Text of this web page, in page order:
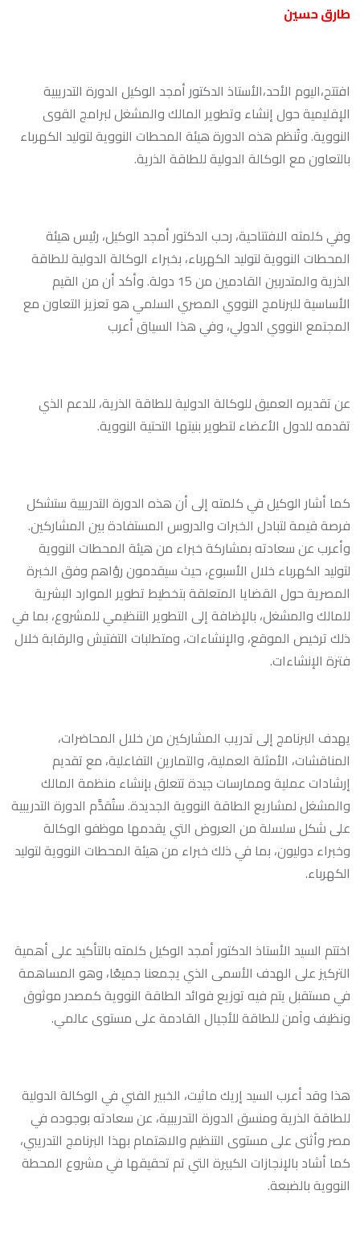
طارق حسين
افتتح،اليوم الأحد،الأستاذ الدكتور أمجد الوكيل الدورة التدريبية
الإقليمية حول إنشاء وتطوير المالك والمشغل لبرامج القوى
النووية. وتُنظم هذه الدورة هيئة المحطات النووية لتوليد الكهرباء
بالتعاون مع الوكالة الدولية للطاقة الذرية.
وفي كلمته الافتتاحية، رحب الدكتور أمجد الوكيل، رئيس هيئة
المحطات النووية لتوليد الكهرباء، بخبراء الوكالة الدولية للطاقة
الذرية والمتدربين القادمين من 15 دولة. وأكد أن من القيم
الأساسية للبرنامج النووي المصري السلمي هو تعزيز التعاون مع
المجتمع النووي الدولي، وفي هذا السياق أعرب
عن تقديره العميق للوكالة الدولية للطاقة الذرية، للدعم الذي
تقدمه للدول الأعضاء لتطوير بنيتها التحتية النووية.
كما أشار الوكيل في كلمته إلى أن هذه الدورة التدريبية ستشكل
فرصة قيمة لتبادل الخبرات والدروس المستفادة بين المشاركين.
وأعرب عن سعادته بمشاركة خبراء من هيئة المحطات النووية
لتوليد الكهرباء خلال الأسبوع، حيث سيقدمون رؤاهم وفق الخبرة
المصرية حول القضايا المتعلقة بتخطيط تطوير الموارد البشرية
للمالك والمشغل، بالإضافة إلى التطوير التنظيمي للمشروع، بما في
ذلك ترخيص الموقع، والإنشاءات، ومتطلبات التفتيش والرقابة خلال
فترة الإنشاءات.
يهدف البرنامج إلى تدريب المشاركين من خلال المحاضرات،
المناقشات، الأمثلة العملية، والتمارين التفاعلية، مع تقديم
إرشادات عملية وممارسات جيدة تتعلق بإنشاء منظمة المالك
والمشغل لمشاريع الطاقة النووية الجديدة. ستُقدَّم الدورة التدريبية
على شكل سلسلة من العروض التي يقدمها موظفو الوكالة
وخبراء دوليون، بما في ذلك خبراء من هيئة المحطات النووية لتوليد
الكهرباء.
اختتم السيد الأستاذ الدكتور أمجد الوكيل كلمته بالتأكيد على أهمية
التركيز على الهدف الأسمى الذي يجمعنا جميعًا، وهو المساهمة
في مستقبل يتم فيه توزيع فوائد الطاقة النووية كمصدر موثوق
ونظيف وآمن للطاقة للأجيال القادمة على مستوى عالمي.
هذا وقد أعرب السيد إريك ماثيت، الخبير الفني في الوكالة الدولية
للطاقة الذرية ومنسق الدورة التدريبية، عن سعادته بوجوده في
مصر وأثنى على مستوى التنظيم والاهتمام بهذا البرنامج التدريبي،
كما أشاد بالإنجازات الكبيرة التي تم تحقيقها في مشروع المحطة
النووية بالضبعة.